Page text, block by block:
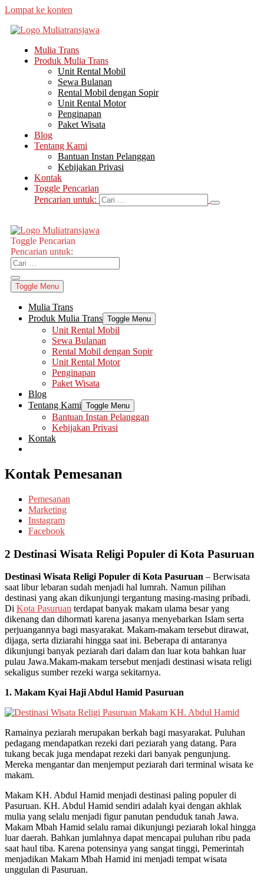
Lompat ke konten
Mulia Trans
Produk Mulia Trans
Unit Rental Mobil
Sewa Bulanan
Rental Mobil dengan Sopir
Unit Rental Motor
Penginapan
Paket Wisata
Blog
Tentang Kami
Bantuan Instan Pelanggan
Kebijakan Privasi
Kontak
Toggle Pencarian
Pencarian untuk:
Toggle Pencarian
Pencarian untuk:
Toggle Menu
Mulia Trans
Produk Mulia Trans Toggle Menu
Unit Rental Mobil
Sewa Bulanan
Rental Mobil dengan Sopir
Unit Rental Motor
Penginapan
Paket Wisata
Blog
Tentang Kami Toggle Menu
Bantuan Instan Pelanggan
Kebijakan Privasi
Kontak
Kontak Pemesanan
Pemesanan
Marketing
Instagram
Facebook
2 Destinasi Wisata Religi Populer di Kota Pasuruan
Destinasi Wisata Religi Populer di Kota Pasuruan – Berwisata
saat libur lebaran sudah menjadi hal lumrah. Namun pilihan
destinasi yang akan dikunjungi tergantung masing-masing pribadi.
Di Kota Pasuruan terdapat banyak makam ulama besar yang
dikenang dan dihormati karena jasanya menyebarkan Islam serta
perjuangannya bagi masyarakat. Makam-makam tersebut dirawat,
dijaga, serta diziarahi hingga saat ini. Beberapa di antaranya
dikunjungi banyak peziarah dari dalam dan luar kota bahkan luar
pulau Jawa.Makam-makam tersebut menjadi destinasi wisata religi
sekaligus sumber rezeki warga sekitarnya.
1. Makam Kyai Haji Abdul Hamid Pasuruan
Ramainya peziarah merupakan berkah bagi masyarakat. Puluhan
pedagang mendapatkan rezeki dari peziarah yang datang. Para
tukang becak juga mendapat rezeki dari banyak pengunjung.
Mereka mengantar dan menjemput peziarah dari terminal wisata ke
makam.
Makam KH. Abdul Hamid menjadi destinasi paling populer di
Pasuruan. KH. Abdul Hamid sendiri adalah kyai dengan akhlak
mulia yang selalu menjadi figur panutan penduduk tanah Jawa.
Makam Mbah Hamid selalu ramai dikunjungi peziarah lokal hingga
luar daerah. Bahkan jumlahnya dapat mencapai puluhan ribu pada
saat haul tiba. Karena potensinya yang sangat tinggi, Pemerintah
menjadikan Makam Mbah Hamid ini menjadi tempat wisata
unggulan di Pasuruan.